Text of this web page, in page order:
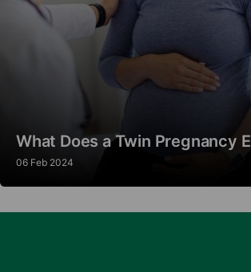
What Does a Twin Pregnancy
06 Feb 2024